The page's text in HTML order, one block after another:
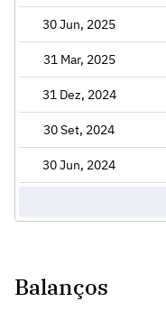
30 Jun, 2025
31 Mar, 2025
31 Dez, 2024
30 Set, 2024
30 Jun, 2024
Balanços